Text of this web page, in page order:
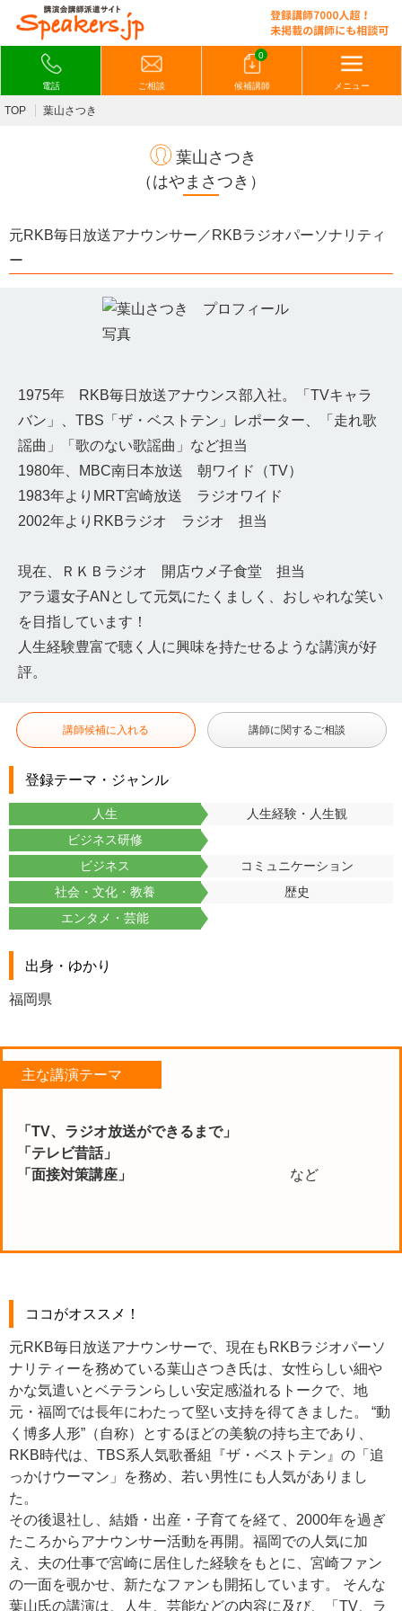
電話 ご相談
0
候補講師 メニュー
TOP 葉山さつき
葉山さつき
（はやまさつき）
元RKB毎日放送アナウンサー／RKBラジオパーソナリティ
ー
1975年 RKB毎日放送アナウンス部入社。「TVキャラ
バン」、TBS「ザ・ベストテン」レポーター、「走れ歌
謡曲」「歌のない歌謡曲」など担当
1980年、MBC南日本放送 朝ワイド（TV）
1983年よりMRT宮崎放送 ラジオワイド
2002年よりRKBラジオ ラジオ 担当
現在、ＲＫＢラジオ 開店ウメ子食堂 担当
アラ還女子ANとして元気にたくましく、おしゃれな笑い
を目指しています！
人生経験豊富で聴く人に興味を持たせるような講演が好
評。
講師候補に入れる 講師に関するご相談
登録テーマ・ジャンル
人生
人生経験・人生観
ビジネス研修
ビジネス
コミュニケーション
社会・文化・教養
歴史
エンタメ・芸能
出身・ゆかり
福岡県
主な講演テーマ
「TV、ラジオ放送ができるまで」
「テレビ昔話」
「面接対策講座」
など
ココがオススメ！
元RKB毎日放送アナウンサーで、現在もRKBラジオパーソ
ナリティーを務めている葉山さつき氏は、女性らしい細や
かな気遣いとベテランらしい安定感溢れるトークで、地
元・福岡では長年にわたって堅い支持を得てきました。 “動
く博多人形”（自称）とするほどの美貌の持ち主であり、
RKB時代は、TBS系人気歌番組『ザ・ベストテン』の「追
っかけウーマン」を務め、若い男性にも人気がありまし
た。
その後退社し、結婚・出産・子育てを経て、2000年を過ぎ
たころからアナウンサー活動を再開。福岡での人気に加
え、夫の仕事で宮崎に居住した経験をもとに、宮崎ファン
の一面を覗かせ、新たなファンも開拓しています。 そんな
葉山氏の講演は、人生、芸能などの内容に及び、「TV、ラ